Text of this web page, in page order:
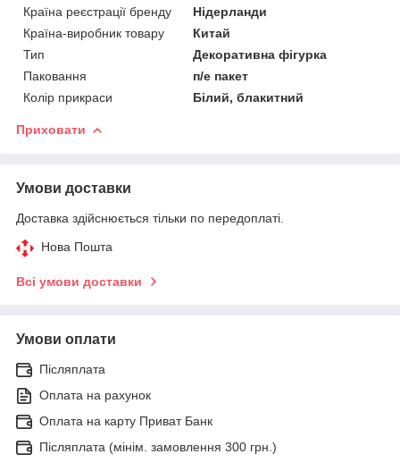
Країна реєстрації бренду
Нідерланди
Країна-виробник товару
Китай
Тип
Декоративна фігурка
Паковання
п/е пакет
Колір прикраси
Білий, блакитний
Приховати
Умови доставки
Доставка здійснюється тільки по передоплаті.
Нова Пошта
Всі умови доставки
Умови оплати
Післяплата
Оплата на рахунок
Оплата на карту Приват Банк
Післяплата (мінім. замовлення 300 грн.)